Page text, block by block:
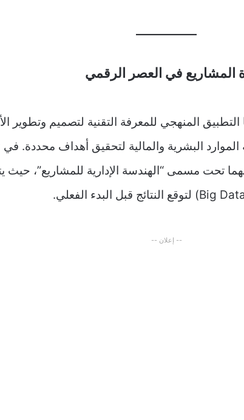
المشاريع في العصر الرقمي
التطبيق المنهجي للمعرفة التقنية لتصميم وتطوير
الموارد البشرية والمالية لتحقيق أهداف محددة.
بينهما تحت مسمى “الهندسة الإدارية للمشاريع”، حيث
-- إعلان --